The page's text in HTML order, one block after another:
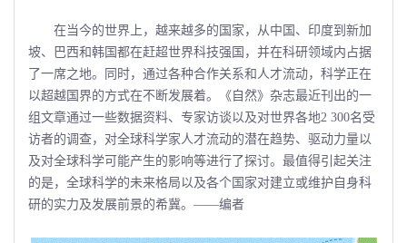
在当今的世界上，越来越多的国家，从中国、印度到新加
坡、巴西和韩国都在赶超世界科技强国，并在科研领域内占据
了一席之地。同时，通过各种合作关系和人才流动，科学正在
以超越国界的方式在不断发展着。《自然》杂志最近刊出的一
组文章通过一些数据资料、专家访谈以及对世界各地2 300名受
访者的调查，对全球科学家人才流动的潜在趋势、驱动力量以
及对全球科学可能产生的影响等进行了探讨。最值得引起关注
的是，全球科学的未来格局以及各个国家对建立或维护自身科
研的实力及发展前景的希冀。――编者